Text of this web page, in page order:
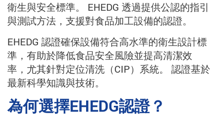
衛生與安全標準。 EHEDG 透過提供公認的指引
與測試方法，支援對食品加工設備的認證。
EHEDG 認證確保設備符合高水準的衛生設計標
準，有助於降低食品安全風險並提高清潔效
率，尤其針對定位清洗（CIP）系統。 認證基於
最新科學知識與技術。
為何選擇EHEDG認證？